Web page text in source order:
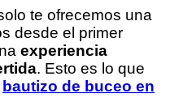
te ofrecemos una
desde el primer
experiencia
. Esto es lo que
bautizo de buceo en